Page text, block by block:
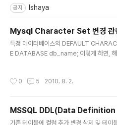
공지 Ishaya
Mysql Character Set 변경 관
특정 데이터베이스의 DEFAULT
E DATABASE db_name; 이렇게 하면, 해
LE table_name; 이렇게 하면, 데이터베이
LTER DATABASE db_name
n..
0 5 2010. 8. 2.
MSSQL DDL(Data
기존 테이블에 컬럼 추가,변경,삭제 및 테이